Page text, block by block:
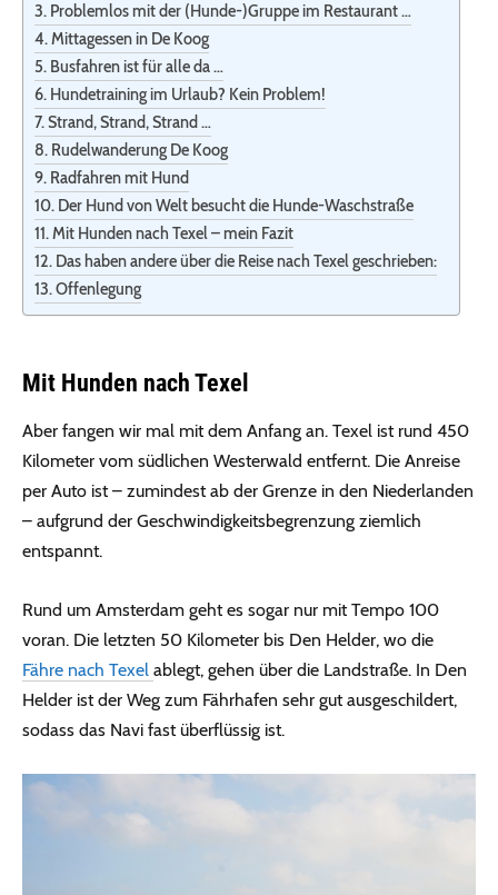
Problemlos mit der (Hunde-)Gruppe im Restaurant …
Mittagessen in De Koog
Busfahren ist für alle da …
Hundetraining im Urlaub? Kein Problem!
Strand, Strand, Strand …
Rudelwanderung De Koog
Radfahren mit Hund
Der Hund von Welt besucht die Hunde-Waschstraße
Mit Hunden nach Texel – mein Fazit
Das haben andere über die Reise nach Texel geschrieben:
Offenlegung
Mit Hunden nach Texel
Aber fangen wir mal mit dem Anfang an. Texel ist rund 450
Kilometer vom südlichen Westerwald entfernt. Die Anreise
per Auto ist – zumindest ab der Grenze in den Niederlanden
– aufgrund der Geschwindigkeitsbegrenzung ziemlich
entspannt.
Rund um Amsterdam geht es sogar nur mit Tempo 100
voran. Die letzten 50 Kilometer bis Den Helder, wo die
Fähre nach Texel ablegt, gehen über die Landstraße. In Den
Helder ist der Weg zum Fährhafen sehr gut ausgeschildert,
sodass das Navi fast überflüssig ist.